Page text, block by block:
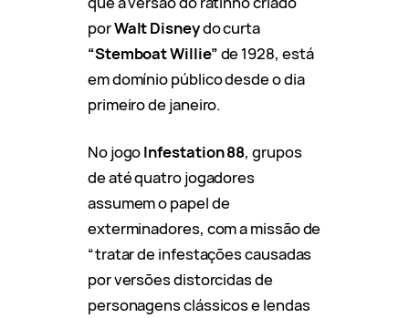
porWalt Disneydo curta
“Stemboat Willie”de 1928, está
em domínio público desde o dia
primeiro de janeiro.
No jogoInfestation 88, grupos
de até quatro jogadores
assumem o papel de
exterminadores, com a missão de
“tratar de infestações causadas
por versões distorcidas de
personagens clássicos e lendas